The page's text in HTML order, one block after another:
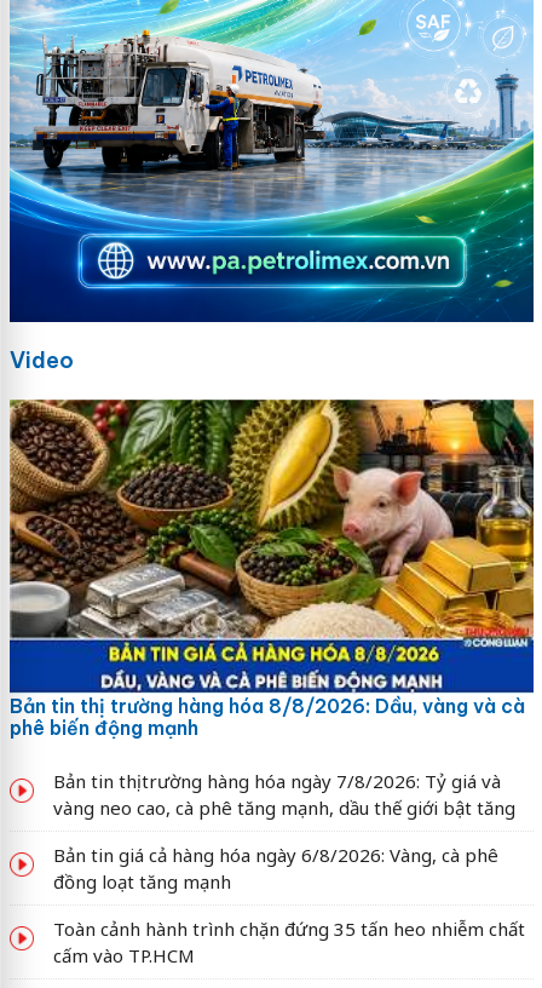
Video
Bản tin thị trường hàng hóa 8/8/2026: Dầu, vàng và cà
phê biến động mạnh
Bản tin thị trường hàng hóa ngày 7/8/2026: Tỷ giá và
vàng neo cao, cà phê tăng mạnh, dầu thế giới bật tăng
Bản tin giá cả hàng hóa ngày 6/8/2026: Vàng, cà phê
đồng loạt tăng mạnh
Toàn cảnh hành trình chặn đứng 35 tấn heo nhiễm chất
cấm vào TP.HCM